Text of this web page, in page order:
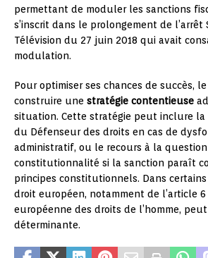
permettant de moduler les sanctions
s’inscrit dans le prolongement de l’arrêt
Télévision du 27 juin 2018 qui avait
modulation.
Pour optimiser ses chances de succès,
construire une stratégie contentieuse
situation. Cette stratégie peut inclure la
du Défenseur des droits en cas de
administratif, ou le recours à la
constitutionnalité si la sanction paraît
principes constitutionnels. Dans certains
droit européen, notamment de l’article
européenne des droits de l’homme, peut
déterminante.